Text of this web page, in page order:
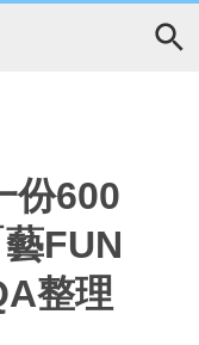
份600
FUN
整理